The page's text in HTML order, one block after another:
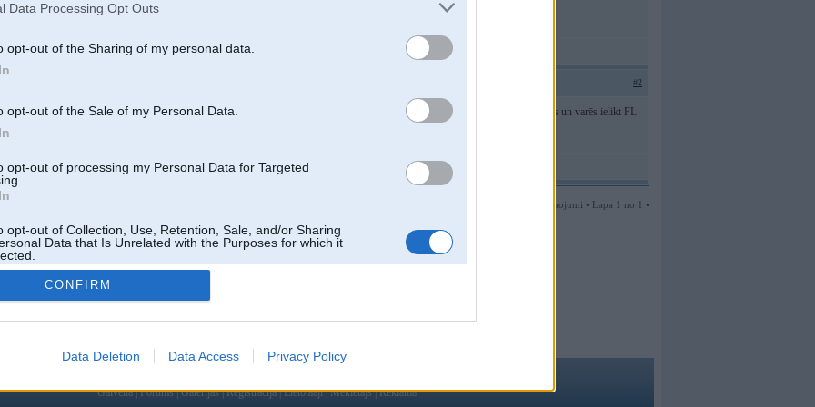
Data Processing Opt Outs
opt-out of the Sharing of my personal data.
opt-out of the Sale of my Personal Data.
opt-out of processing my Personal Data for Targeted
opt-out of Collection, Use, Retention, Sale, and/or Sharing
Data that Is Unrelated with the Purposes for which it
CONFIRM
Data Deletion Data Access Privacy Policy
[ Šo ziņu laboja devil_666, 04 Jun 2017, 10:54:04 ]
#2
Es liku iekš E91, viss der. Lasot krievu forumus jāatceras, ka pie mums tie bmw ir tādi paši. FL bagāžnieka vāks un varēs ielikt FL
lukturus, tālāk atkarībā no FRM bloka, pieprogrammēšana vai vēl klāt viena vada pievilkšana.
2 ziņojumi • Lapa 1 no 1 •
,AV,AiwaShuraLLP,GirtzB ,Lafter,PERFS,SteelRat,linda,marihuans,noisex ,smudo
un nav saistīts ar
Galvena|Forums|Galerijas|Reģistrācija|Lietotaāji|Meklētājs|Reklāma